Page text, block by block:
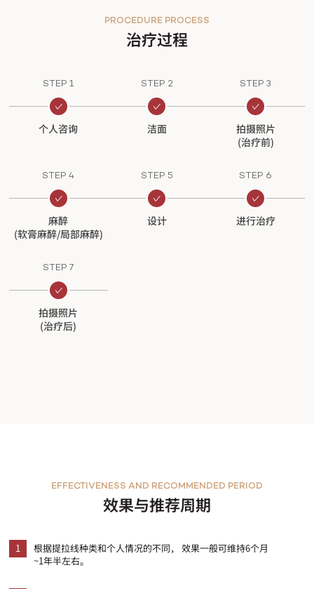
治疗过程
PROCEDURE PROCESS
STEP 1
个人咨询
STEP 2
洁面
STEP 3
拍摄照片
(治疗前)
STEP 4
麻醉
(软膏麻醉/局部麻醉)
STEP 5
设计
STEP 6
进行治疗
STEP 7
拍摄照片
(治疗后)
效果与推荐周期
EFFECTIVENESS AND RECOMMENDED PERIOD
1
根据提拉线种类和个人情况的不同， 效果一般可维持6个月
~1年半左右。